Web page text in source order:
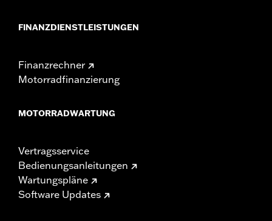
FINANZDIENSTLEISTUNGEN
Finanzrechner
Motorradfinanzierung
MOTORRADWARTUNG
Vertragsservice
Bedienungsanleitungen
Wartungspläne
Software Updates